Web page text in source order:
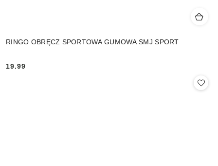
RINGO OBRĘCZ SPORTOWA GUMOWA SMJ SPORT
Cena:
19.99